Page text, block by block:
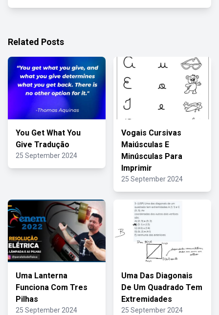
Related Posts
You Get What You
Give Tradução
25 September 2024
Vogais Cursivas
Maiúsculas E
Minúsculas Para
Imprimir
25 September 2024
Uma Lanterna
Funciona Com Tres
Pilhas
25 September 2024
Uma Das Diagonais
De Um Quadrado Tem
Extremidades
25 September 2024